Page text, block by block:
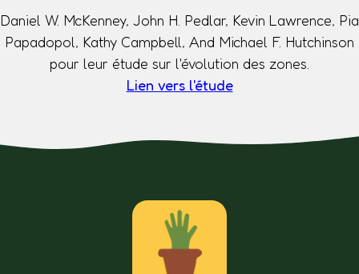
Daniel W. McKenney, John H. Pedlar, Kevin Lawrence, Pia
Papadopol, Kathy Campbell, And Michael F. Hutchinson
pour leur étude sur l'évolution des zones.
Lien vers l'étude